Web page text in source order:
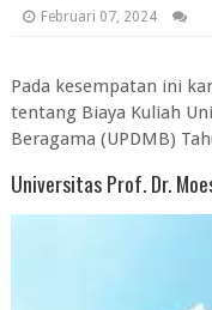
Februari 07, 2024
Pada kesempatan ini
tentang Biaya Kuliah
Beragama (UPDMB)
Universitas Prof. Dr.